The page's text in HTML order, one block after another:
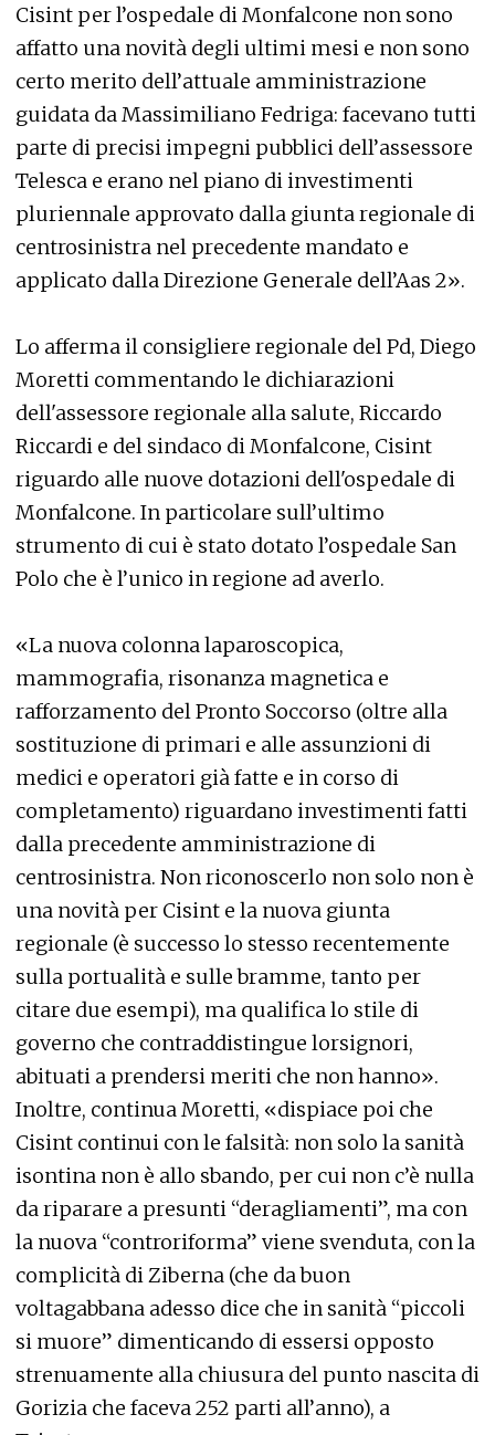
Cisint per l’ospedale di Monfalcone non sono
affatto una novità degli ultimi mesi e non sono
certo merito dell’attuale amministrazione
guidata da Massimiliano Fedriga: facevano tutti
parte di precisi impegni pubblici dell’assessore
Telesca e erano nel piano di investimenti
pluriennale approvato dalla giunta regionale di
centrosinistra nel precedente mandato e
applicato dalla Direzione Generale dell’Aas 2».
Lo afferma il consigliere regionale del Pd, Diego
Moretti commentando le dichiarazioni
dell'assessore regionale alla salute, Riccardo
Riccardi e del sindaco di Monfalcone, Cisint
riguardo alle nuove dotazioni dell'ospedale di
Monfalcone. In particolare sull’ultimo
strumento di cui è stato dotato l’ospedale San
Polo che è l’unico in regione ad averlo.
«La nuova colonna laparoscopica,
mammografia, risonanza magnetica e
rafforzamento del Pronto Soccorso (oltre alla
sostituzione di primari e alle assunzioni di
medici e operatori già fatte e in corso di
completamento) riguardano investimenti fatti
dalla precedente amministrazione di
centrosinistra. Non riconoscerlo non solo non è
una novità per Cisint e la nuova giunta
regionale (è successo lo stesso recentemente
sulla portualità e sulle bramme, tanto per
citare due esempi), ma qualifica lo stile di
governo che contraddistingue lorsignori,
abituati a prendersi meriti che non hanno».
Inoltre, continua Moretti, «dispiace poi che
Cisint continui con le falsità: non solo la sanità
isontina non è allo sbando, per cui non c’è nulla
da riparare a presunti “deragliamenti”, ma con
la nuova “controriforma” viene svenduta, con la
complicità di Ziberna (che da buon
voltagabbana adesso dice che in sanità “piccoli
si muore” dimenticando di essersi opposto
strenuamente alla chiusura del punto nascita di
Gorizia che faceva 252 parti all’anno), a